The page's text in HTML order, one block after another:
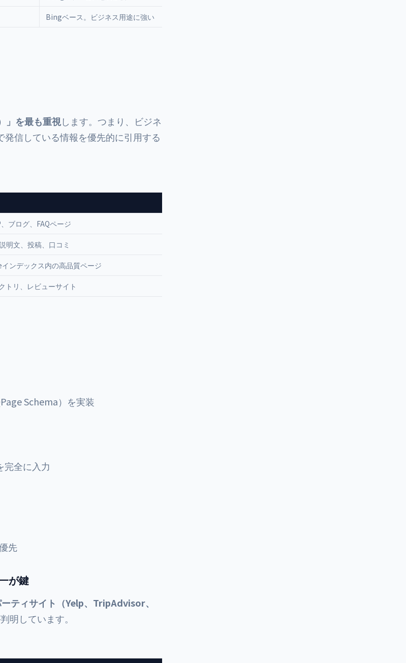
Bingベース。ビジネス用途に強い
」を最も重視します。つまり、ビジネ
発信している情報を優先的に引用する
ブログ、FAQページ
明文、投稿、口コミ
ンデックス内の高品質ページ
トリ、レビューサイト
Schema）を実装
完全に入力
先
が鍵
ティサイト（Yelp、TripAdvisor、
明しています。